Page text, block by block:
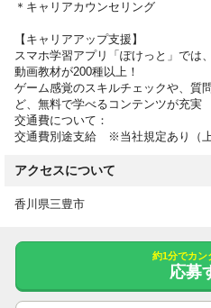
＊キャリアカウンセリング
【キャリアアップ支援】
スマホ学習アプリ「ぽけっと」では
動画教材が200種以上！
ゲーム感覚のスキルチェックや、質
ど、無料で学べるコンテンツが充実
交通費について：
交通費別途支給 ※当社規定あり（上
アクセスについて
香川県三豊市
約1分でカン
応募